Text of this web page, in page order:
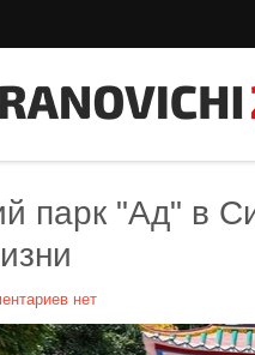
парк "Ад" в
нет